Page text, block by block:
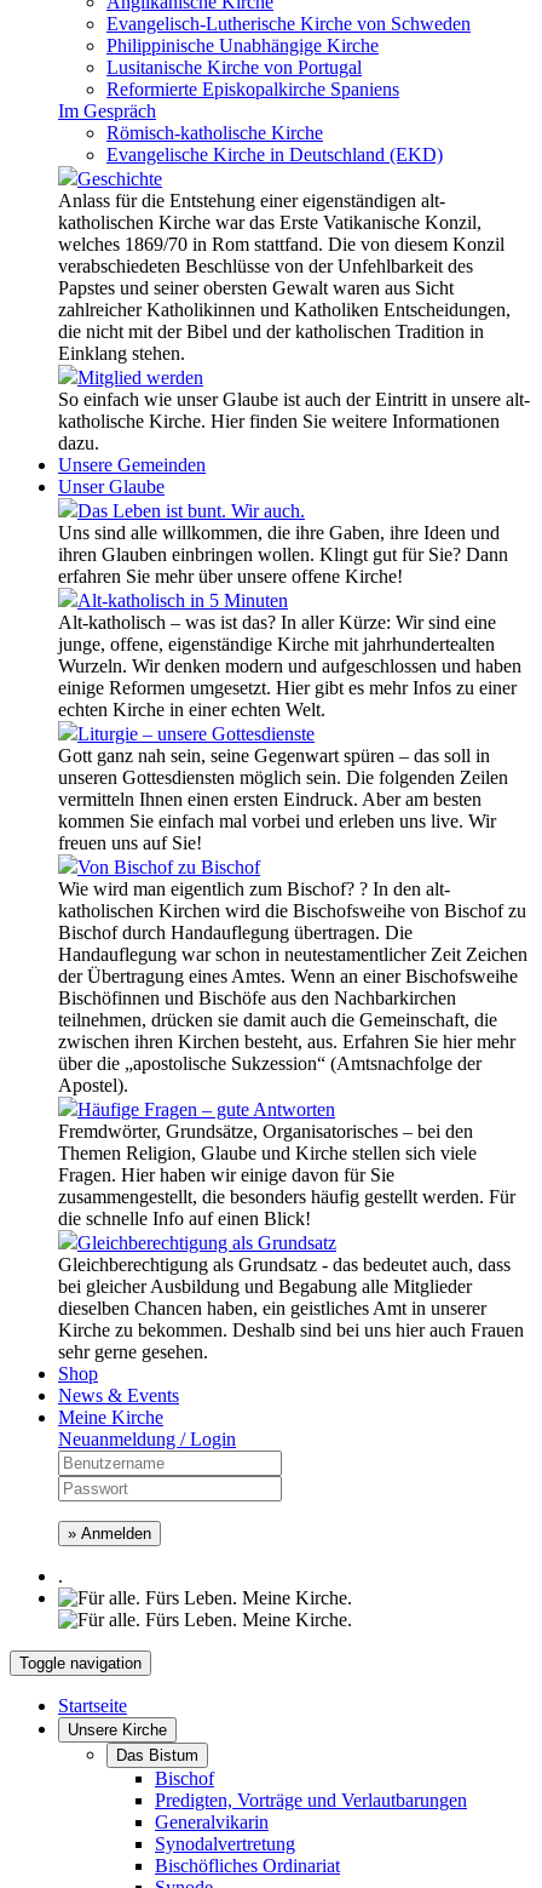
Evangelisch-Lutherische Kirche von Schweden
Philippinische Unabhängige Kirche
Lusitanische Kirche von Portugal
Reformierte Episkopalkirche Spaniens
Im Gespräch
Römisch-katholische Kirche
Evangelische Kirche in Deutschland (EKD)
Geschichte
Anlass für die Entstehung einer eigenständigen alt-
katholischen Kirche war das Erste Vatikanische Konzil,
welches 1869/70 in Rom stattfand. Die von diesem Konzil
verabschiedeten Beschlüsse von der Unfehlbarkeit des
Papstes und seiner obersten Gewalt waren aus Sicht
zahlreicher Katholikinnen und Katholiken Entscheidungen,
die nicht mit der Bibel und der katholischen Tradition in
Einklang stehen.
Mitglied werden
So einfach wie unser Glaube ist auch der Eintritt in unsere alt-
katholische Kirche. Hier finden Sie weitere Informationen
dazu.
Unsere Gemeinden
Unser Glaube
Das Leben ist bunt. Wir auch.
Uns sind alle willkommen, die ihre Gaben, ihre Ideen und
ihren Glauben einbringen wollen. Klingt gut für Sie? Dann
erfahren Sie mehr über unsere offene Kirche!
Alt-katholisch in 5 Minuten
Alt-katholisch – was ist das? In aller Kürze: Wir sind eine
junge, offene, eigenständige Kirche mit jahrhundertealten
Wurzeln. Wir denken modern und aufgeschlossen und haben
einige Reformen umgesetzt. Hier gibt es mehr Infos zu einer
echten Kirche in einer echten Welt.
Liturgie – unsere Gottesdienste
Gott ganz nah sein, seine Gegenwart spüren – das soll in
unseren Gottesdiensten möglich sein. Die folgenden Zeilen
vermitteln Ihnen einen ersten Eindruck. Aber am besten
kommen Sie einfach mal vorbei und erleben uns live. Wir
freuen uns auf Sie!
Von Bischof zu Bischof
Wie wird man eigentlich zum Bischof? ? In den alt-
katholischen Kirchen wird die Bischofsweihe von Bischof zu
Bischof durch Handauflegung übertragen. Die
Handauflegung war schon in neutestamentlicher Zeit Zeichen
der Übertragung eines Amtes. Wenn an einer Bischofsweihe
Bischöfinnen und Bischöfe aus den Nachbarkirchen
teilnehmen, drücken sie damit auch die Gemeinschaft, die
zwischen ihren Kirchen besteht, aus. Erfahren Sie hier mehr
über die „apostolische Sukzession“ (Amtsnachfolge der
Apostel).
Häufige Fragen – gute Antworten
Fremdwörter, Grundsätze, Organisatorisches – bei den
Themen Religion, Glaube und Kirche stellen sich viele
Fragen. Hier haben wir einige davon für Sie
zusammengestellt, die besonders häufig gestellt werden. Für
die schnelle Info auf einen Blick!
Gleichberechtigung als Grundsatz
Gleichberechtigung als Grundsatz - das bedeutet auch, dass
bei gleicher Ausbildung und Begabung alle Mitglieder
dieselben Chancen haben, ein geistliches Amt in unserer
Kirche zu bekommen. Deshalb sind bei uns hier auch Frauen
sehr gerne gesehen.
Shop
News & Events
Meine Kirche
Neuanmeldung / Login
» Anmelden
.
Toggle navigation
Startseite
Unsere Kirche
Das Bistum
Bischof
Predigten, Vorträge und Verlautbarungen
Generalvikarin
Synodalvertretung
Bischöfliches Ordinariat